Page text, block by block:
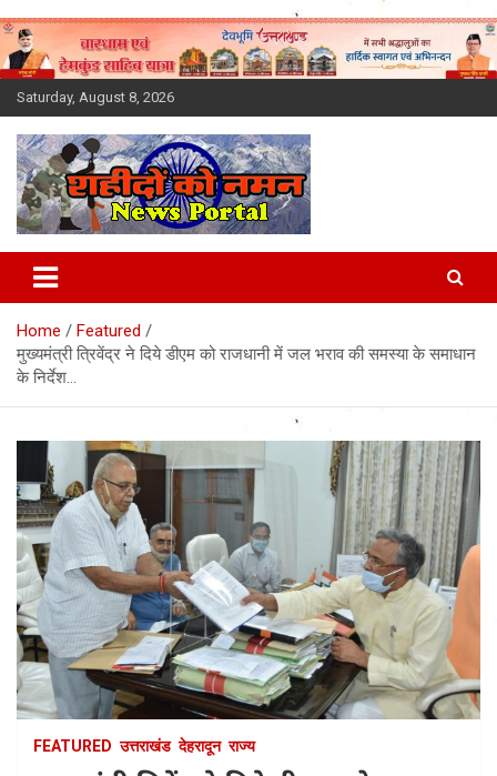
Skip
to
content
Saturday, August 8, 2026
Latest News Today, Breaking
News, Uttarakhand News in
Hindi
Home
Featured
मुख्यमंत्री त्रिवेंद्र ने दिये डीएम को राजधानी में जल भराव की समस्या के समाधान
के निर्देश…
FEATURED उत्तराखंड देहरादून राज्य